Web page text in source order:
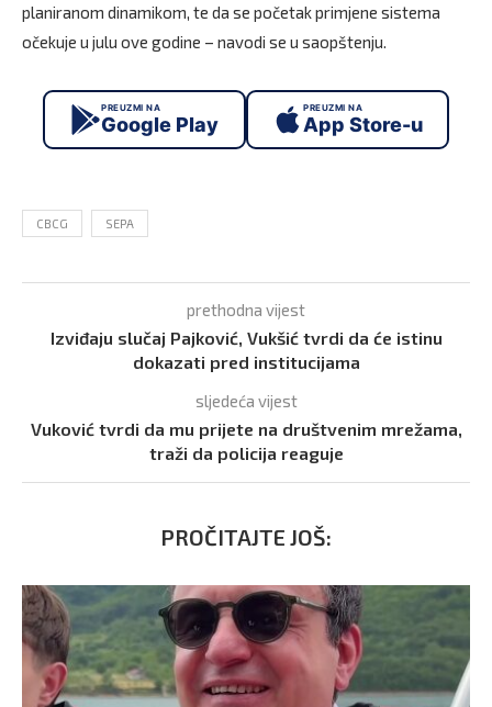
planiranom dinamikom, te da se početak primjene sistema
očekuje u julu ove godine – navodi se u saopštenju.
PREUZMI NA
Google Play
PREUZMI NA
App Store-u
CBCG SEPA
prethodna vijest
Izviđaju slučaj Pajković, Vukšić tvrdi da će istinu
dokazati pred institucijama
sljedeća vijest
Vuković tvrdi da mu prijete na društvenim mrežama,
traži da policija reaguje
PROČITAJTE JOŠ: